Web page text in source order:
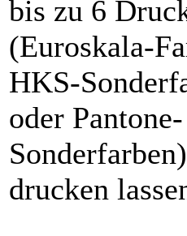
bis zu 6
(Euroskala-
HKS-
oder Pantone-
drucken